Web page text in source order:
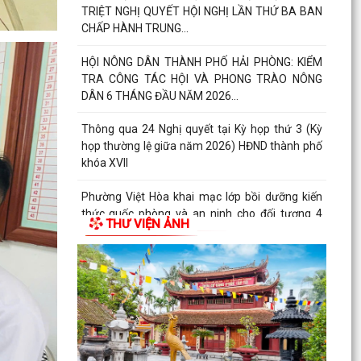
với học sinh, sinh viên năm học 2026-2027
kỹ năng thương lượng, ký kết thỏa ước lao động
tập thể
CHIẾN SĨ CÔNG AN PHƯỜNG
KỶ NIỆM 79 NĂM NGÀY THƯƠNG BINH - LIỆT SĨ
HỘI CỰU CHIẾN BINH PHỐI HỢP VỚI HỘI NẠN
NHÂN DA CAM/DIOXIN PHƯỜNG VIỆT HÒA
THĂM, TẶNG QUÀ GIA ĐÌNH...
PHƯỜNG VIỆT HÒA THẮP NẾN TRI ÂN CÁC ANH
HÙNG LIỆT SĨ NHÂN KỶ NIỆM 79 NĂM NGÀY
THƯƠNG BINH - LIỆT SĨ...
Phường Việt Hòa tổ chức ra quân dọn dẹp vệ
THƯ VIỆN ẢNH